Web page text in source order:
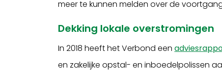
meer te kunnen melden over de
Dekking lokale overstromingen
In 2018 heeft het Verbond een
en zakelijke opstal- en inboedelpolissen